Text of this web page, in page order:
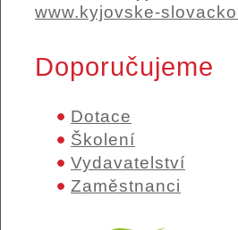
www.kyjovske-
Doporučujeme
Dotace
Školení
Vydavatelství
Zaměstnanci